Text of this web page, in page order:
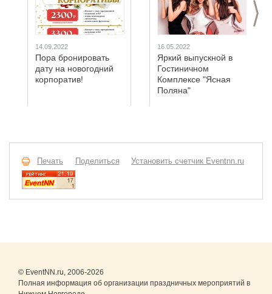
>
14.09.2022
Пора бронировать
дату на новогодний
корпоратив!
16.05.2022
Яркий выпускной в
Гостиничном
Комплексе "Ясная
Поляна"
Печать Поделиться Установить счетчик Eventnn.ru
© EventNN.ru, 2006-2026
Полная информация об организации праздничных мероприятий в